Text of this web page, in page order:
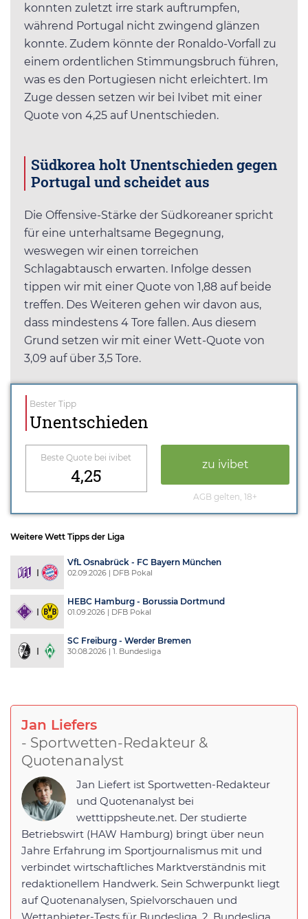
konnten zuletzt irre stark auftrumpfen,
während Portugal nicht zwingend glänzen
konnte. Zudem könnte der Ronaldo-Vorfall zu
einem ordentlichen Stimmungsbruch führen,
was es den Portugiesen nicht erleichtert. Im
Zuge dessen setzen wir bei Ivibet mit einer
Quote von 4,25 auf Unentschieden.
Südkorea holt Unentschieden gegen
Portugal und scheidet aus
Die Offensive-Stärke der Südkoreaner spricht
für eine unterhaltsame Begegnung,
weswegen wir einen torreichen
Schlagabtausch erwarten. Infolge dessen
tippen wir mit einer Quote von 1,88 auf beide
treffen. Des Weiteren gehen wir davon aus,
dass mindestens 4 Tore fallen. Aus diesem
Grund setzen wir mit einer Wett-Quote von
3,09 auf über 3,5 Tore.
Bester Tipp
Unentschieden
Beste Quote bei ivibet
4,25
zu ivibet
AGB gelten, 18+
Weitere Wett Tipps der Liga
VfL Osnabrück - FC Bayern München
02.09.2026 | DFB Pokal
HEBC Hamburg - Borussia Dortmund
01.09.2026 | DFB Pokal
SC Freiburg - Werder Bremen
30.08.2026 | 1. Bundesliga
Jan Liefers
- Sportwetten-Redakteur &
Quotenanalyst
Jan Liefert ist Sportwetten-Redakteur
und Quotenanalyst bei
wetttippsheute.net. Der studierte
Betriebswirt (HAW Hamburg) bringt über neun
Jahre Erfahrung im Sportjournalismus mit und
verbindet wirtschaftliches Marktverständnis mit
redaktionellem Handwerk. Sein Schwerpunkt liegt
auf Quotenanalysen, Spielvorschauen und